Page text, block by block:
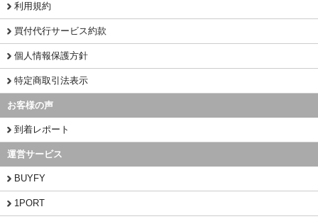
利用規約
買付代行サービス約款
個人情報保護方針
特定商取引法表示
お客様の声
到着レポート
運営サービス
BUYFY
1PORT